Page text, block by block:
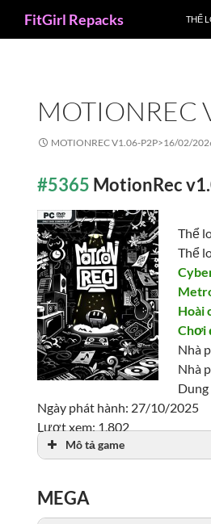
FitGirl Repacks THỂ
MOTIONREC
MOTIONREC V1.06-P2P>16/02/
#5365 MotionRec
Thể
Thể
Hoài
Chơi
Nhà
Nhà
Ngày phát hành: 27/10/2025
Lượt xem: 1,802
Mô tả game
MEGA